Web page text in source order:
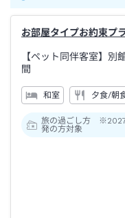
お部屋タイプお約束プ
【ペット同伴客室】
間
和室 夕食/朝
旅の過ごし方 ※2027
発の方対象